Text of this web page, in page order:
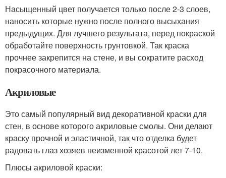
Насыщенный цвет получается только после 2-3 слоев,
наносить которые нужно после полного высыхания
предыдущих. Для лучшего результата, перед покраской
обработайте поверхность грунтовкой. Так краска
прочнее закрепится на стене, и вы сократите расход
покрасочного материала.
Акриловые
Это самый популярный вид декоративной краски для
стен, в основе которого акриловые смолы. Они делают
краску прочной и эластичной, так что отделка будет
радовать глаз хозяев неизменной красотой лет 7-10.
Плюсы акриловой краски: